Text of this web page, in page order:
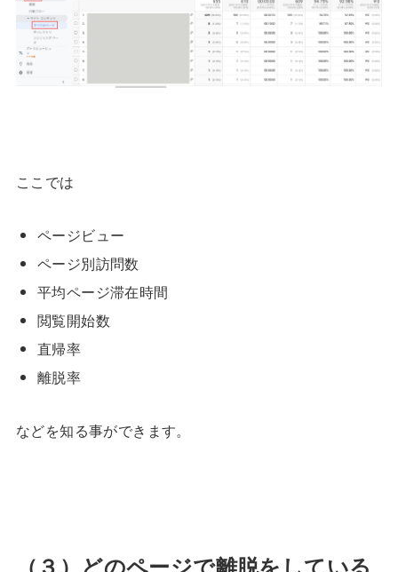
ここでは
ページビュー
ページ別訪問数
平均ページ滞在時間
閲覧開始数
直帰率
離脱率
などを知る事ができます。
（３）どのページで離脱をしている